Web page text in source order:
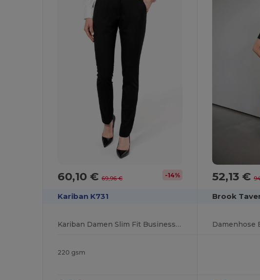
60,10 €69,96 € -14%
Kariban K731
Kariban Damen Slim Fit Businesshose K731
220 gsm
52,13 €
Brook
Damenhose